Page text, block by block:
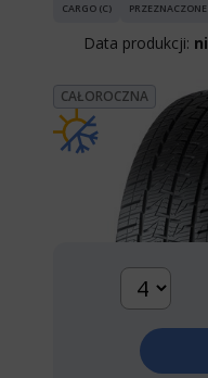
CARGO (C)
Data produkcji:
CAŁOROCZNA